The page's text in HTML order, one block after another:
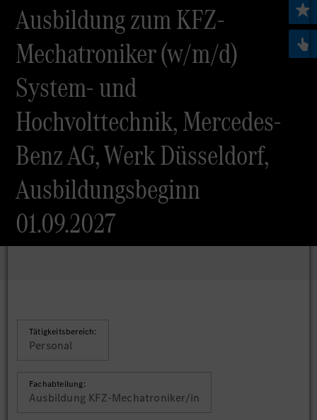
Ausbildung zum KFZ-
Mechatroniker (w/m/d)
System- und
Hochvolttechnik, Mercedes-
Benz AG, Werk Düsseldorf,
Ausbildungsbeginn
01.09.2027
Tätigkeitsbereich:
Personal
Fachabteilung:
Ausbildung KFZ-Mechatroniker/in